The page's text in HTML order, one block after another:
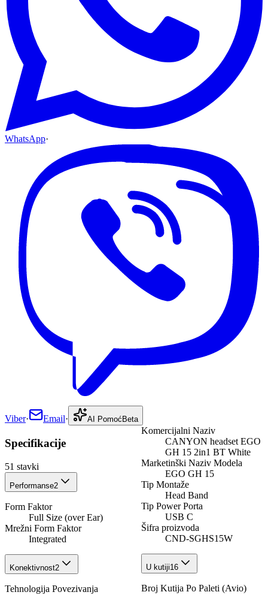
WhatsApp·
Viber· Email· AI Pomoć Beta
Specifikacije
51 stavki
Performanse2
Form Faktor
Full Size (over Ear)
Mrežni Form Faktor
Integrated
Konektivnost2
Tehnologija Povezivanja
Komercijalni Naziv
CANYON headset EGO
GH 15 2in1 BT White
Marketinški Naziv Modela
EGO GH 15
Tip Montaže
Head Band
Tip Power Porta
USB C
Šifra proizvoda
CND-SGHS15W
U kutiji16
Broj Kutija Po Paleti (Avio)